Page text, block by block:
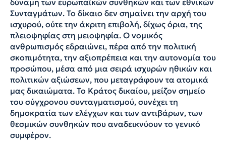
Συνταγμάτων. Το δίκαιο δεν σημαίνει την αρχή του
ισχυρού, ούτε την άκριτη επιβολή, δίχως όρια, της
πλειοψηφίας στη μειοψηφία. Ο νομικός
ανθρωπισμός εδραιώνει, πέρα από την πολιτική
σκοπιμότητα, την αξιοπρέπεια και την αυτονομία του
προσώπου, μέσα από μια σειρά ισχυρών ηθικών και
πολιτικών αξιώσεων, που μεταγράφουν τα ατομικά
μας δικαιώματα. Το Κράτος δικαίου, μείζον σημείο
του σύγχρονου συνταγματισμού, συνέχει τη
δημοκρατία των ελέγχων και των αντιβάρων, των
θεσμικών συνθηκών που αναδεικνύουν το γενικό
συμφέρον.